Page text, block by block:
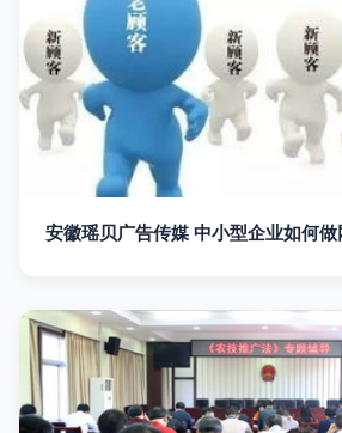
安徽瑶贝广告传媒 中小型企业如何